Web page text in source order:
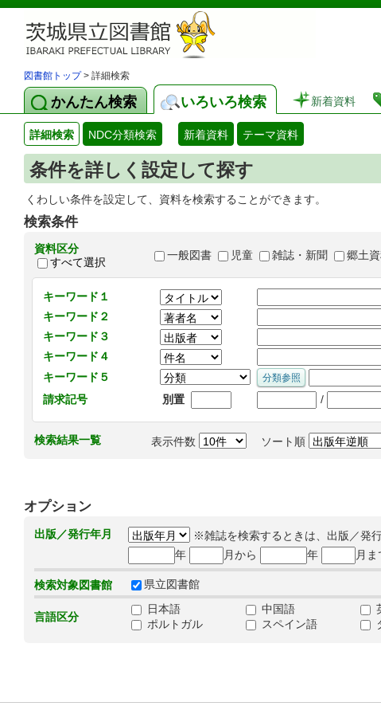
図書館トップ> 詳細検索
かんたん検索 いろいろ検索 新着資料
詳細検索 NDC分類検索 新着資料 テーマ資料
条件を詳しく設定して探す
くわしい条件を設定して、資料を検索することができます。
検索条件
資料区分
すべて選択
一般図書 児童 雑誌・新聞 郷土
キーワード１
キーワード２
キーワード３
キーワード４
キーワード５
請求記号
別置 /
検索結果一覧 表示件数 ソート順
オプション
出版／発行年月
※雑誌を検索するときは、出版／発
年
月から 年 月
検索対象図書館 県立図書館
言語区分
日本語 中国語
ポルトガル
スペイン語